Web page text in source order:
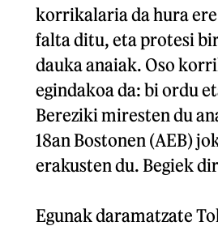
korrikalaria da hura
falta ditu, eta protesi
dauka anaiak. Oso
egindakoa da: bi ordu
Bereziki miresten du
18an Bostonen (AEB)
erakusten du. Begiek
Egunak daramatzate